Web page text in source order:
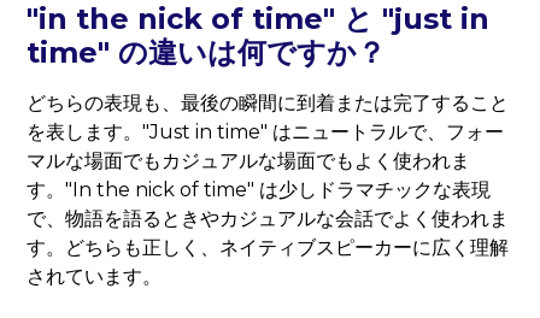
"in the nick of time" と "just in
time" の違いは何ですか？
どちらの表現も、最後の瞬間に到着または完了すること
を表します。"Just in time" はニュートラルで、フォー
マルな場面でもカジュアルな場面でもよく使われま
す。"In the nick of time" は少しドラマチックな表現
で、物語を語るときやカジュアルな会話でよく使われま
す。どちらも正しく、ネイティブスピーカーに広く理解
されています。